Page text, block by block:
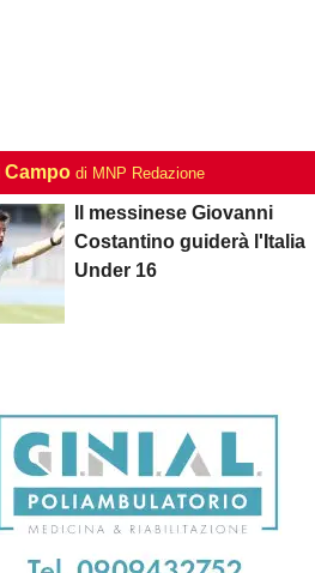
Campo di MNP Redazione
Il messinese Giovanni
Costantino guiderà l'Italia
Under 16